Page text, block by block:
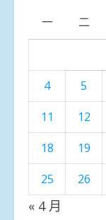
一 二
4
5
11
12
18
19
25
26
« 4 月